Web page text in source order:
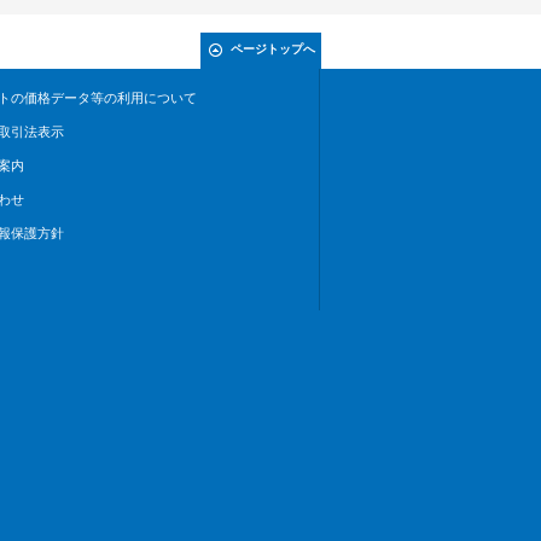
ページトップへ
の価格データ等の利用について
引法表示
内
せ
保護方針